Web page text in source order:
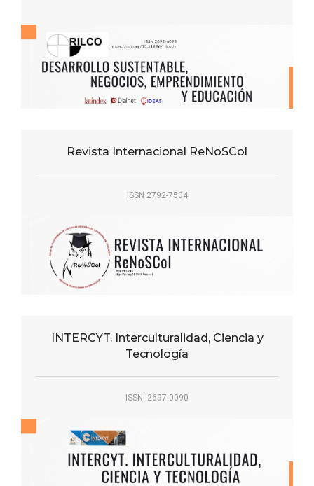
Revista Internacional ReNoSCol
ISSN 2792-7504
INTERCYT. Interculturalidad, Ciencia y
Tecnología
ISSN: 2697-0090